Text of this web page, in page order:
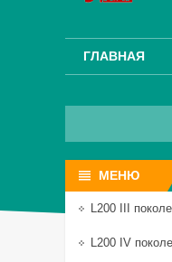
ГЛАВНАЯ
L200 III
L200 IV